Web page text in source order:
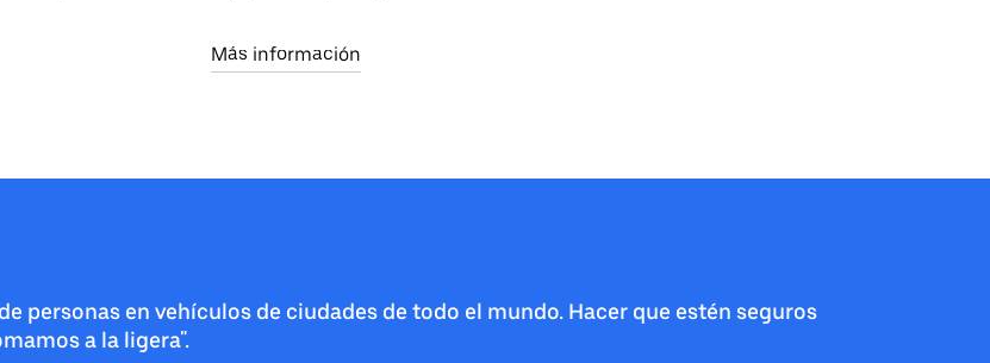
Más información
personas en vehículos de ciudades de todo el mundo. Hacer que estén seguros
a la ligera".